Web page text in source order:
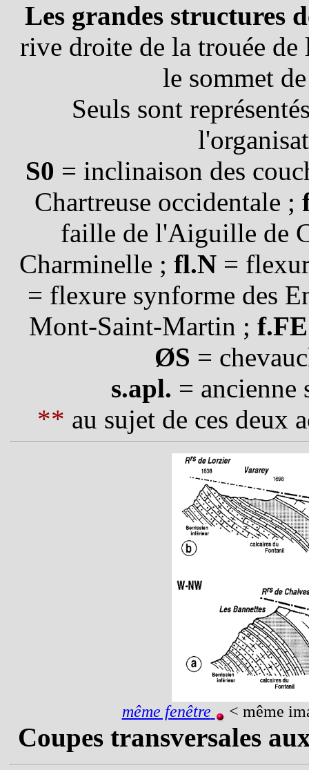
Les grandes structures
rive droite de la trouée de
le sommet
Seuls sont
S0 = inclinaison des
Chartreuse occidentale ;
faille de l'Aiguille de
Charminelle ; fl.N =
= flexure synforme des
Mont-Saint-Martin ; f.FE
ØS =
s.apl. = ancienne
** au sujet de ces deux
même fenêtre < même
Coupes transversales